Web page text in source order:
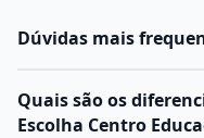
Dúvidas mais
Quais são os
Escolha Centro